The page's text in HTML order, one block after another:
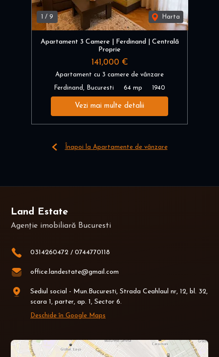
1 / 9 Harta
Apartament 3 Camere | Ferdinand | Centrală
Proprie
141,000 €
Apartament cu 3 camere de vânzare
Ferdinand, Bucuresti 64 mp 1940
Vezi mai multe detalii
Înapoi la Apartamente de vânzare
Land Estate
Agenție imobiliară Bucuresti
0314260472 / 0744770118
office.landestate@gmail.com
Sediul social - Mun.Bucuresti, Strada Ceahlaul nr, 12, bl. 32,
scara 1, parter, ap. 1, Sector 6.
Deschide în Google Maps